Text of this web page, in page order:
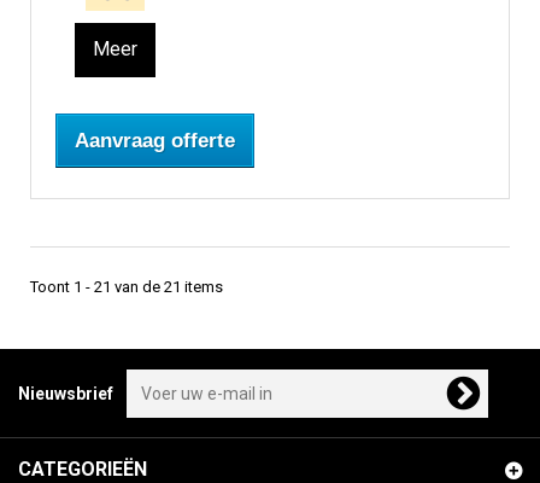
Meer
Aanvraag offerte
Toont 1 - 21 van de 21 items
Nieuwsbrief
CATEGORIEËN